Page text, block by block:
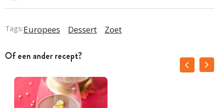
Tags:Europees Dessert Zoet
Of een ander recept?